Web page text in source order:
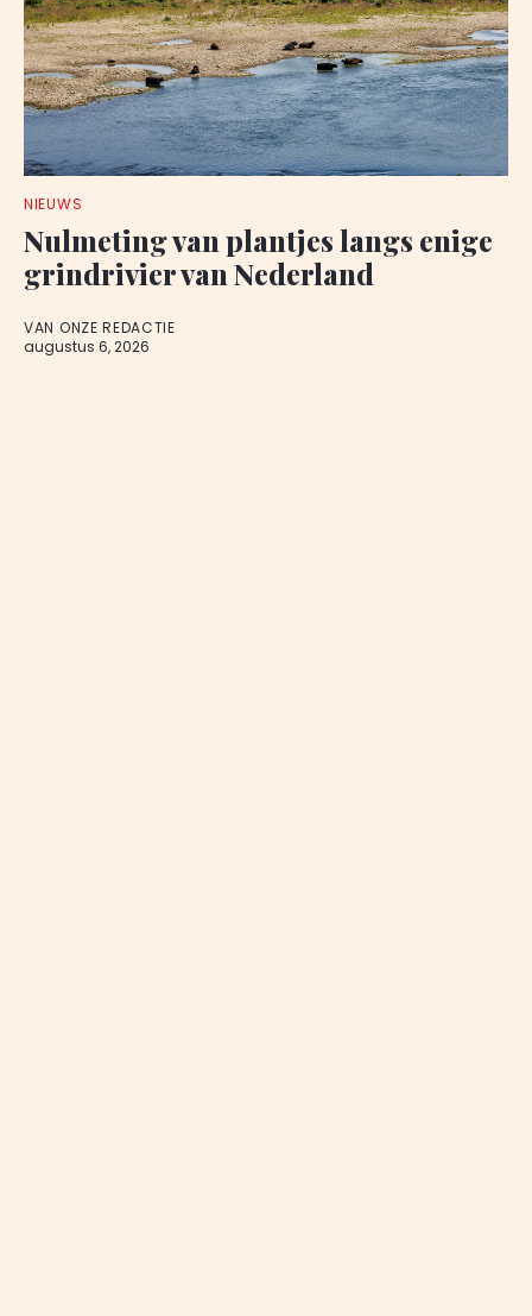
NIEUWS
Nulmeting van plantjes langs enige
grindrivier van Nederland
VAN ONZE REDACTIE
augustus 6, 2026